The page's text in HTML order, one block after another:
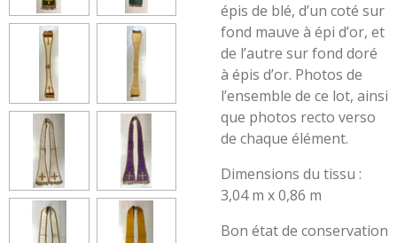
épis de blé, d’un coté sur
fond mauve à épi d’or, et
de l’autre sur fond doré
à épis d’or. Photos de
l’ensemble de ce lot, ainsi
que photos recto verso
de chaque élément.
Dimensions du tissu :
3,04 m x 0,86 m
Bon état de conservation